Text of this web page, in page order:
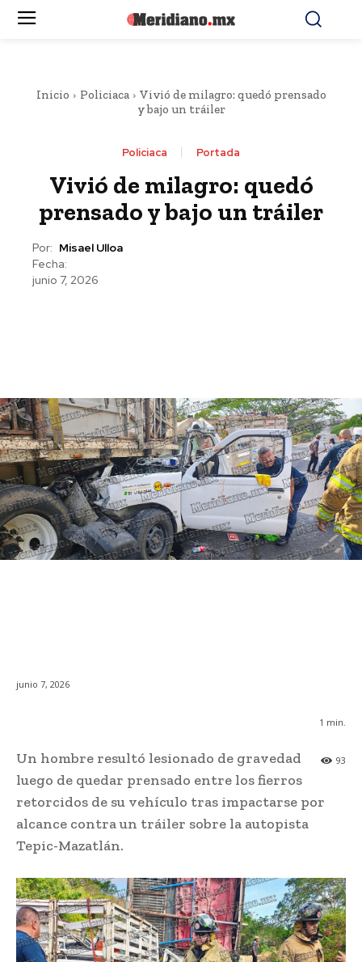
Inicio Policiaca
Vivió de milagro: quedó prensado
y bajo un tráiler
Policiaca Portada
Vivió de milagro: quedó
prensado y bajo un tráiler
Por: Misael Ulloa
Fecha:
junio 7, 2026
junio 7, 2026
1 min.
93
Un hombre resultó lesionado de gravedad
luego de quedar prensado entre los fierros
retorcidos de su vehículo tras impactarse por
alcance contra un tráiler sobre la autopista
Tepic-Mazatlán.